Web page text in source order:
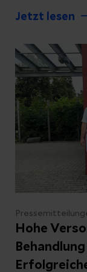
unterstützen,
weiter aus.
Frühen Hilfen
Nienburg/
Jetzt lesen
Hohe